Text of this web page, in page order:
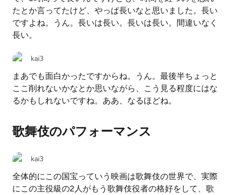
たとか言ってたけど、やっぱ長いなと思いました。長い
ですよね。うん。長いは長い。長いは長い。間違いなく
長い。
kai3
まあでも面白かったですからね。うん。最後半ちょっと
ここ削れないかなとか思いながら、こう見る程度にはな
るかもしれないですね。ああ、なるほどね。
歌舞伎のパフォーマンス
kai3
全体的にこの国宝っていう映画は歌舞伎の世界で、実際
にこの主役級の2人がもう歌舞伎役者の格好をして、歌